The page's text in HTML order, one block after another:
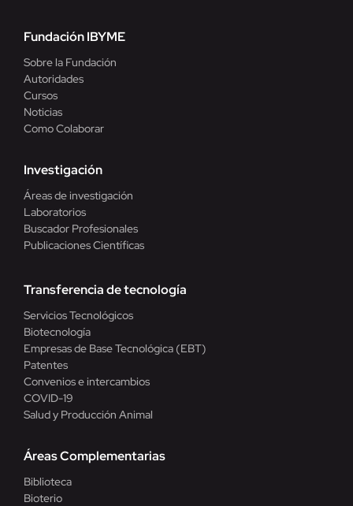
Fundación IBYME
Sobre la Fundación
Autoridades
Cursos
Noticias
Como Colaborar
Investigación
Áreas de investigación
Laboratorios
Buscador Profesionales
Publicaciones Científicas
Transferencia de tecnología
Servicios Tecnológicos
Biotecnología
Empresas de Base Tecnológica (EBT)
Patentes
Convenios e intercambios
COVID-19
Salud y Producción Animal
Áreas Complementarias
Biblioteca
Bioterio